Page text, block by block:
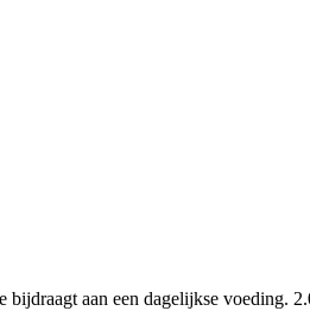
aan een dagelijkse voeding.